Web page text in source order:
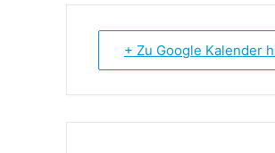
+ Zu Google Kalender